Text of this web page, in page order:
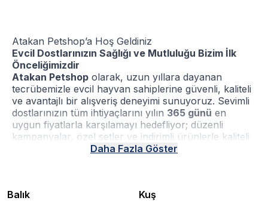
Atakan Petshop’a Hoş Geldiniz
Evcil Dostlarınızın Sağlığı ve Mutluluğu Bizim İlk
Önceliğimizdir
Atakan Petshop olarak, uzun yıllara dayanan
tecrübemizle evcil hayvan sahiplerine güvenli, kaliteli
ve avantajlı bir alışveriş deneyimi sunuyoruz. Sevimli
dostlarınızın tüm ihtiyaçlarını yılın 365 günü en
uygun fiyatlarla karşılamayı hedefliyor; düzenli
kampanyalar, özel setler ve indirimli ürünlerle kaliteli
mamalara ve pet ürünlerine herkesin kolayca
Royal Canin
Schesirgibi dünyaca tanınan
Daha Fazla Göster
Balık Kuş